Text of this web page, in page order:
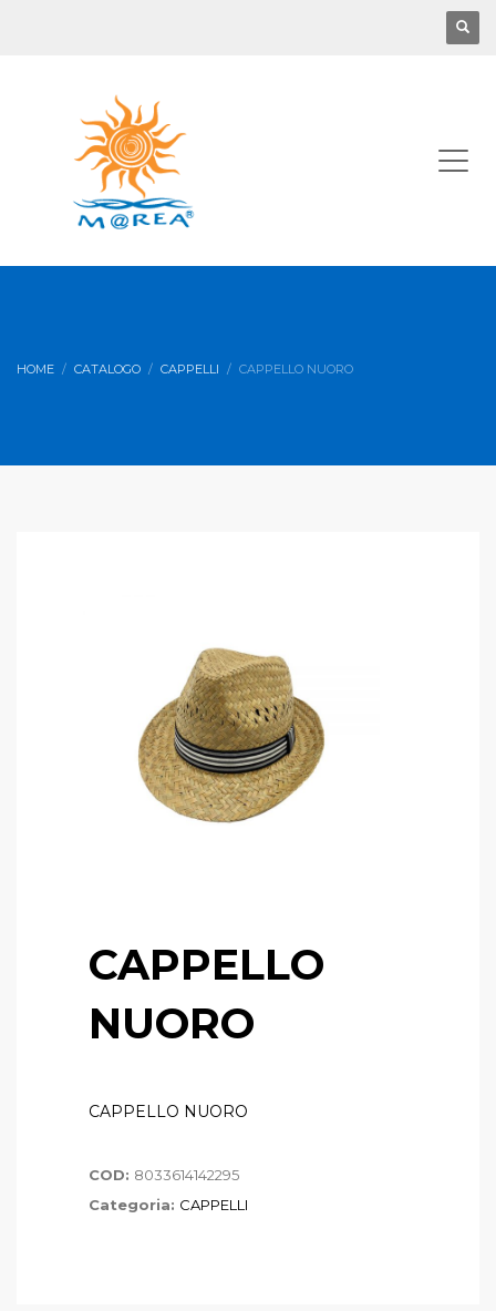
HOME CATALOGO CAPPELLI CAPPELLO NUORO
CAPPELLO
NUORO
CAPPELLO NUORO
COD: 8033614142295
Categoria: CAPPELLI